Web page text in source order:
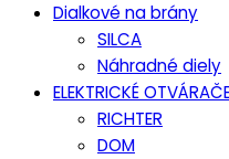
Dialkové na brány
SILCA
Náhradné diely
ELEKTRICKÉ
RICHTER
DOM